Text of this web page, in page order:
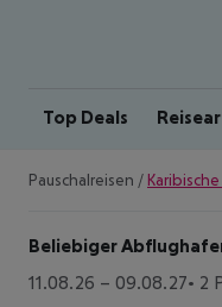
Top Deals
Pauschalreisen /
Beliebiger
11.08.26 – 09.08.27 2